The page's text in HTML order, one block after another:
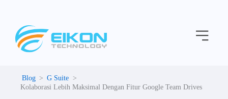
content
Menu
G Suite
Kolaborasi Lebih Maksimal Dengan Fitur Google Team Drives
e
g
i
e